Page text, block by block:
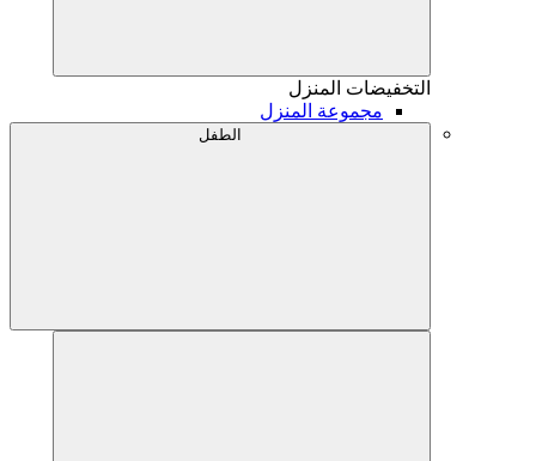
التخفيضات المنزل
مجموعة المنزل
الطفل